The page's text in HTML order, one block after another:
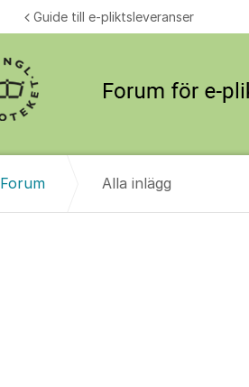
Guide till e-pliktsleveranser
Forum Alla inlägg